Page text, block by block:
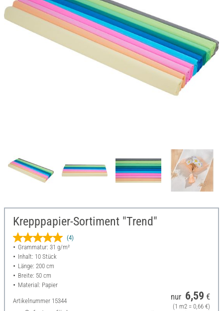
Krepppapier-Sortiment "Trend"
(4)
Grammatur: 31 g/m²
Inhalt: 10 Stück
Länge: 200 cm
Breite: 50 cm
Material: Papier
Artikelnummer 15344 nur 6,59 €
(1 m2 = 0,66 €)